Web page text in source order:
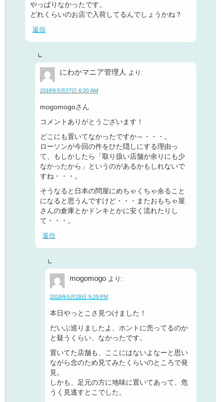
やっぱりなかったです。
どれくらいのお店で入荷してるんでしょうかね？
返信
にわかマニア管理人 より:
2018年5月27日 6:20 AM
mogomogoさん
コメントありがとうございます！
どこにも置いてなかったですか～・・・。
ローソンが今回の件をひた隠しにする理由っ
て、もしかしたら「取り扱い店舗が余りにも少
なかったから」というのがあるかもしれないで
すね・・・。
そうなると日本の問屋にめちゃくちゃ余ること
になると思うんですけど・・・またおもちゃ屋
さんの倉庫とかドンキとかに安く流れたりし
て・・・。
返信
mogomogo より:
2018年5月28日 9:29 PM
本日やっとこさ見つけました！
だいぶ巡りましたよ、ホントに売ってるのか
と疑うくらい、なかったです。
置いてた店舗も、ここにはないよなーと思い
ながら念のため見てみたくらいのところで発
見。
しかも、足元の方に地味に置いてあって、危
うく見逃すとこでした。